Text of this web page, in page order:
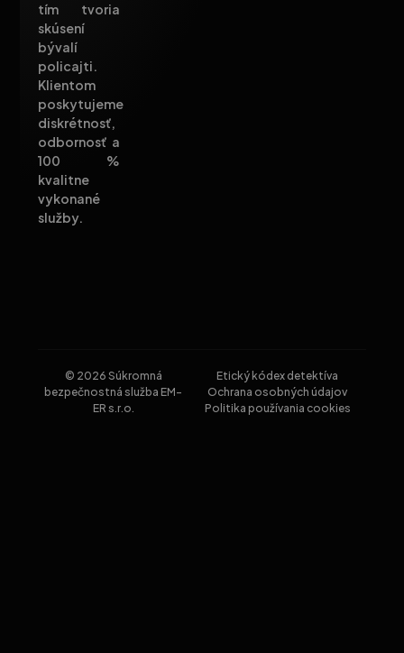
tím tvoria
skúsení
bývalí
policajti.
Klientom
poskytujeme
diskrétnosť,
odbornosť a
100 %
kvalitne
vykonané
služby.
© 2026 Súkromná
bezpečnostná služba EM-
ER s.r.o.
Etický kódex detektíva
Ochrana osobných údajov
Politika používania cookies